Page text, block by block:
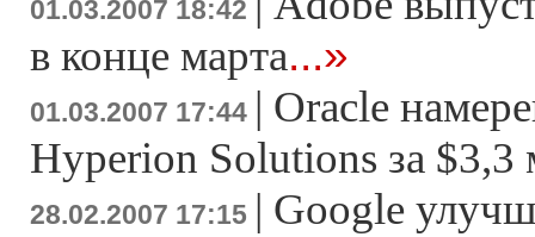
01.03.2007 18:42
в конце марта...»
01.03.2007 17:44 | Oracle
Hyperion Solutions за
28.02.2007 17:15 | Google